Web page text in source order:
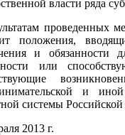
власти ряда
проведенных
положения,
и обязанности
или
и
системы
2013 г.